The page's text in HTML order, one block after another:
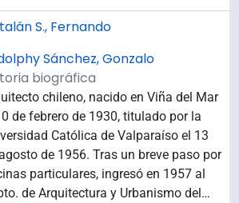
S., Fernando
Sánchez, Gonzalo
biográfica
chileno, nacido en Viña del Mar
de febrero de 1930, titulado por la
Católica de Valparaíso el 13
de 1956. Tras un breve paso por
particulares, ingresó en 1957 al
de Arquitectura y Urbanismo del…